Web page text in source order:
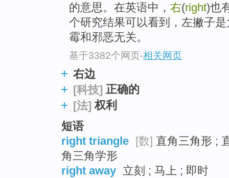
的意思。在英语中， 右(right)也
个研究结果可以看到，左撇子
霉和邪恶无关。
基于3382个网页-相关网页
右边
[科技] 正确的
[法] 权利
短语
right triangle [数] 直角三角形 ;
角三角学形
right away 立刻 ; 马上 ; 即时